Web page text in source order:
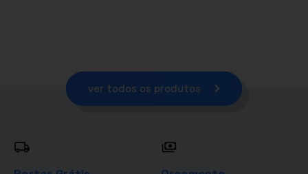
ver todos os produtos